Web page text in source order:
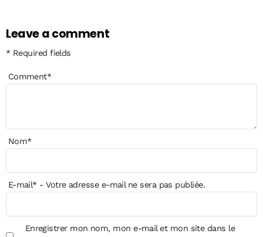
Leave a comment
* Required fields
Comment*
Nom*
E-mail*- Votre adresse e-mail ne sera pas publiée.
Enregistrer mon nom, mon e-mail et mon site dans le